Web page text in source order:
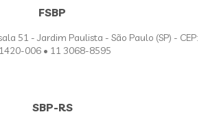
FSBP
51 - Jardim Paulista - São Paulo (SP) - CEP:
006 • 11 3068-8595
SBP-RS